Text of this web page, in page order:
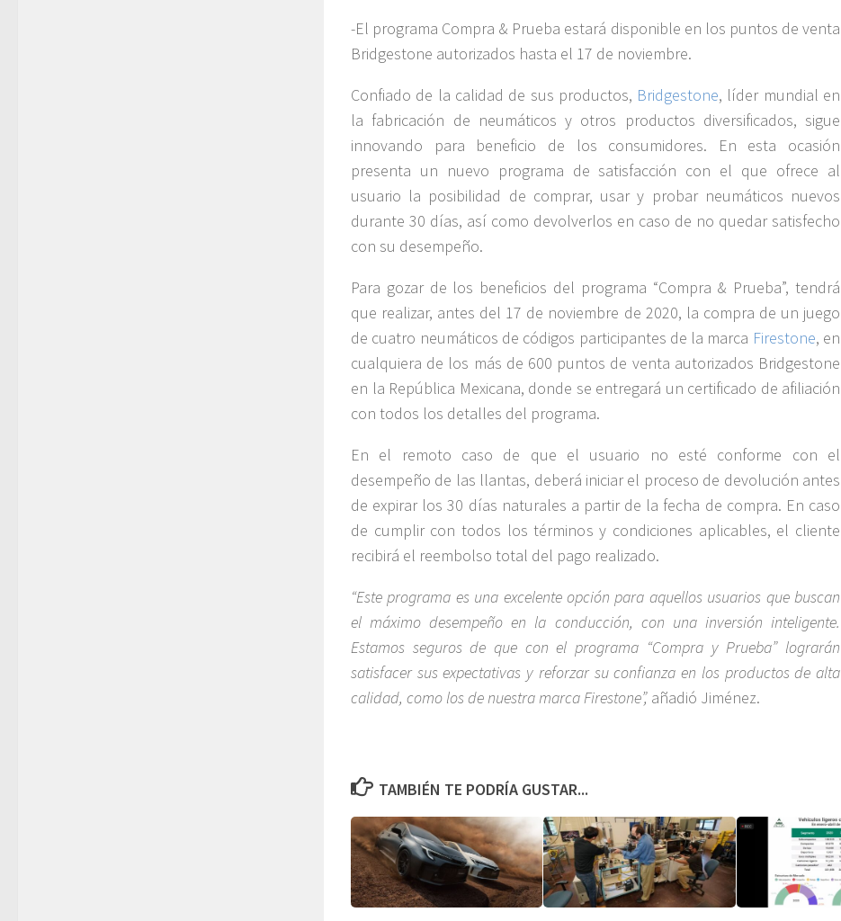
-El programa Compra & Prueba estará disponible en los puntos de venta
Bridgestone autorizados hasta el 17 de noviembre.
Confiado de la calidad de sus productos, Bridgestone, líder mundial en
la fabricación de neumáticos y otros productos diversificados, sigue
innovando para beneficio de los consumidores. En esta ocasión
presenta un nuevo programa de satisfacción con el que ofrece al
usuario la posibilidad de comprar, usar y probar neumáticos nuevos
durante 30 días, así como devolverlos en caso de no quedar satisfecho
con su desempeño.
Para gozar de los beneficios del programa “Compra & Prueba”, tendrá
que realizar, antes del 17 de noviembre de 2020, la compra de un juego
de cuatro neumáticos de códigos participantes de la marca Firestone, en
cualquiera de los más de 600 puntos de venta autorizados Bridgestone
en la República Mexicana, donde se entregará un certificado de afiliación
con todos los detalles del programa.
En el remoto caso de que el usuario no esté conforme con el
desempeño de las llantas, deberá iniciar el proceso de devolución antes
de expirar los 30 días naturales a partir de la fecha de compra. En caso
de cumplir con todos los términos y condiciones aplicables, el cliente
recibirá el reembolso total del pago realizado.
“Este programa es una excelente opción para aquellos usuarios que buscan
el máximo desempeño en la conducción, con una inversión inteligente.
Estamos seguros de que con el programa “Compra y Prueba” lograrán
satisfacer sus expectativas y reforzar su confianza en los productos de alta
calidad, como los de nuestra marca Firestone”, añadió Jiménez.
TAMBIÉN TE PODRÍA GUSTAR...